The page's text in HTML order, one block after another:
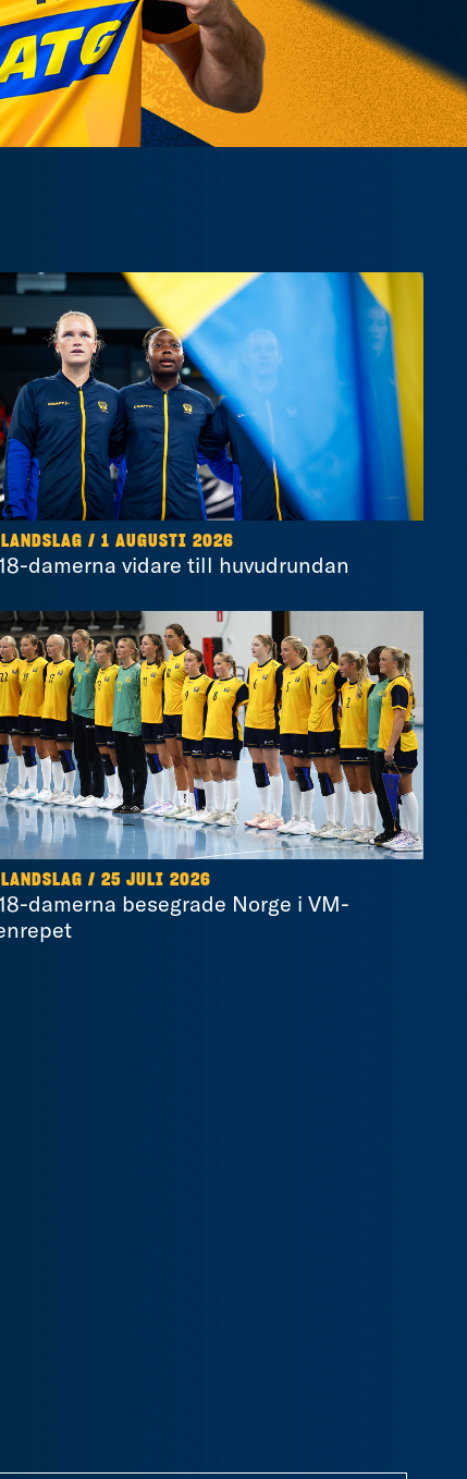
/ 1 AUGUSTI 2026
damerna vidare till huvudrundan
/ 25 JULI 2026
damerna besegrade Norge i VM-